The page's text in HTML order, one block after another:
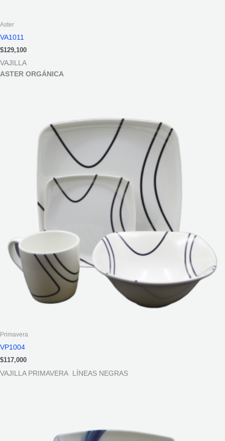
Aster
VA1011
$129,100
VAJILLA
ASTER ORGÁNICA
Primavera
VP1004
$117,000
VAJILLA PRIMAVERA LÍNEAS NEGRAS